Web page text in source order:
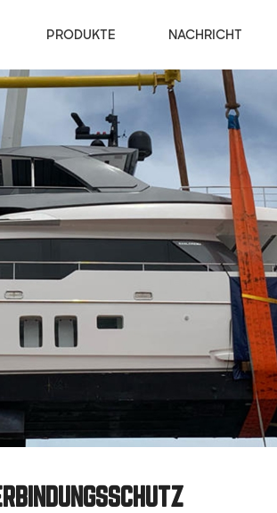
PRODUKTE NACHRICHT